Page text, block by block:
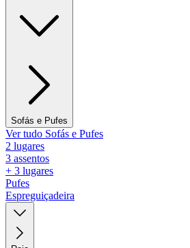
Sofás e Pufes
Ver tudo Sofás e Pufes
2 lugares
3 assentos
+ 3 lugares
Pufes
Espreguiçadeira